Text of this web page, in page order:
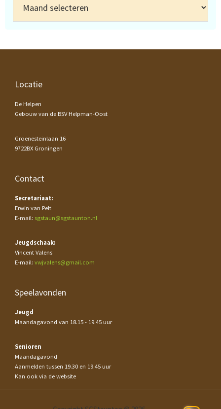
Footer
Locatie
De Helpen
Gebouw van de BSV Helpman-Oost
Groenesteinlaan 16
9722BX Groningen
Contact
Secretariaat:
Erwin van Pelt
E-mail: sgstaun@sgstaunton.nl
Jeugdschaak:
Vincent Valens
E-mail: vwjvalens@gmail.com
Speelavonden
Jeugd
Maandagavond van 18.15 - 19.45 uur
Senioren
Maandagavond
Aanmelden tussen 19.30 en 19.45 uur
Kan ook via de website